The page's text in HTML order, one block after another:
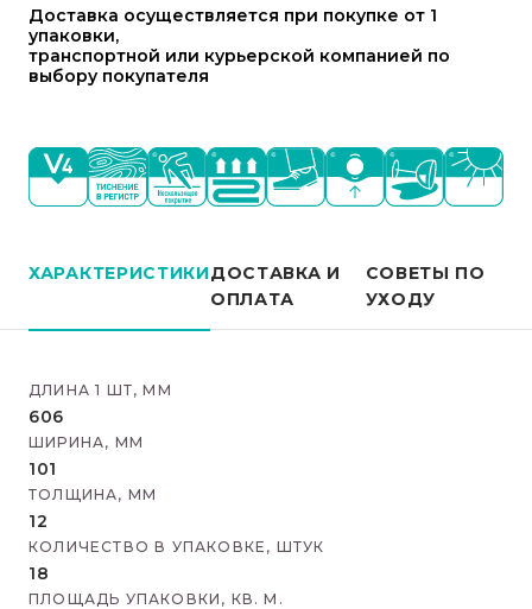
Доставка осуществляется при покупке от 1
упаковки,
транспортной или курьерской компанией по
выбору покупателя
ХАРАКТЕРИСТИКИДОСТАВКА И
ОПЛАТА
СОВЕТЫ ПО
УХОДУ
ДЛИНА 1 ШТ, ММ
606
ШИРИНА, ММ
101
ТОЛЩИНА, ММ
12
КОЛИЧЕСТВО В УПАКОВКЕ, ШТУК
18
ПЛОЩАДЬ УПАКОВКИ, КВ. М.